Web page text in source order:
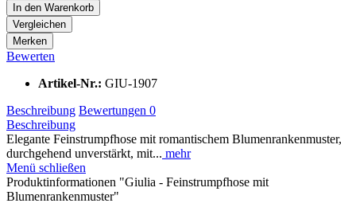
In den Warenkorb
Vergleichen
Merken
Bewerten
Artikel-Nr.: GIU-1907
Beschreibung Bewertungen 0
Beschreibung
Elegante Feinstrumpfhose mit romantischem Blumenrankenmuster,
durchgehend unverstärkt, mit... mehr
Menü schließen
Produktinformationen "Giulia - Feinstrumpfhose mit
Blumenrankenmuster"